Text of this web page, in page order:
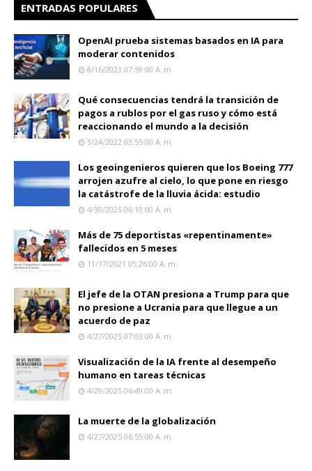
ENTRADAS POPULARES
OpenAI prueba sistemas basados en IA para
moderar contenidos
8/16/2023 07:59:00 A. M.
Qué consecuencias tendrá la transición de
pagos a rublos por el gas ruso y cómo está
reaccionando el mundo a la decisión
3/24/2022 03:55:00 A. M.
Los geoingenieros quieren que los Boeing 777
arrojen azufre al cielo, lo que pone en riesgo
la catástrofe de la lluvia ácida: estudio
4/30/2025 06:10:00 A. M.
Más de 75 deportistas «repentinamente»
fallecidos en 5 meses
11/17/2021 05:26:00 A. M.
El jefe de la OTAN presiona a Trump para que
no presione a Ucrania para que llegue a un
acuerdo de paz
4/27/2025 07:03:00 A. M.
Visualización de la IA frente al desempeño
humano en tareas técnicas
4/29/2025 06:49:00 A. M.
La muerte de la globalización
4/27/2025 06:55:00 A. M.